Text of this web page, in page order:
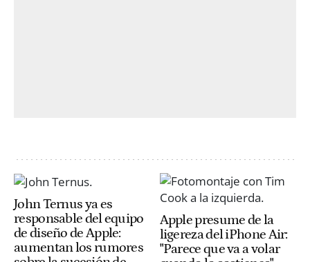
John Ternus ya es
responsable del equipo
de diseño de Apple:
aumentan los rumores
Apple presume de la
ligereza del iPhone Air:
"Parece que va a volar